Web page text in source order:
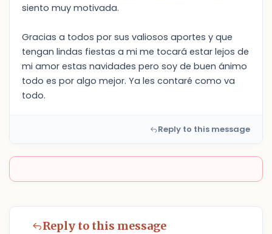
siento muy motivada.
Gracias a todos por sus valiosos aportes y que
tengan lindas fiestas a mi me tocará estar lejos de
mi amor estas navidades pero soy de buen ánimo
todo es por algo mejor. Ya les contaré como va
todo.
Reply to this message
Reply to this message